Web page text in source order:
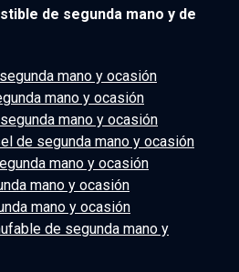
de segunda mano y de
mano y ocasión
mano y ocasión
mano y ocasión
de segunda mano y ocasión
mano y ocasión
mano y ocasión
mano y ocasión
de segunda mano y